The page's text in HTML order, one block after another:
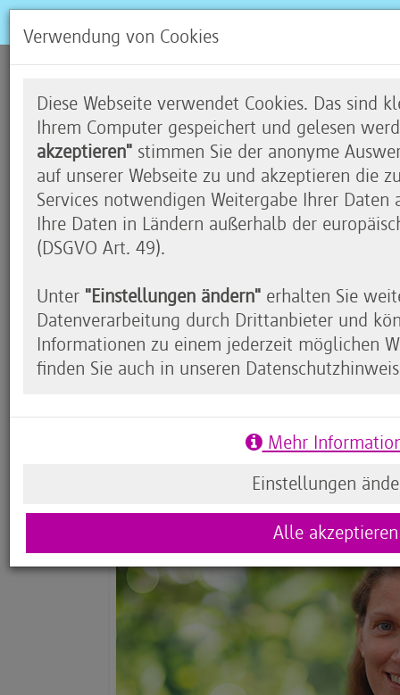
Zufällig Kunst –
Richter
Programmieren mit
schon in der dritten Klasse. In einem
selbst gestaltete Fensterbilder. Sie orientierten
des Kölner Doms, die vom zeitgenössischen
Zufallsgenerator gestaltet wurden.
Maria Kruse, Konrektorin und Leiterin des
Interview mit Cody your Life über Pixelkunst
Verwendung von Cookies
Diese Webseite verwendet Cookies. Das sind
Ihrem Computer gespeichert und gelesen
akzeptieren" stimmen Sie der anonyme
auf unserer Webseite zu und akzeptieren die
Services notwendigen Weitergabe Ihrer
Ihre Daten in Ländern außerhalb der
(DSGVO Art. 49).
Unter "Einstellungen ändern" erhalten Sie
Datenverarbeitung durch Drittanbieter und
Informationen zu einem jederzeit möglichen
finden Sie auch in unseren
Mehr
Einstellungen
Alle akzeptieren